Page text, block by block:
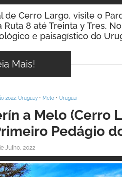
Cerro Largo, visite o
8 até Treinta y Tres.
e paisagístico do
Mais!
2022: Uruguay • Melo • Uruguai
a Melo (Cerro
Pedágio
Julho, 2022